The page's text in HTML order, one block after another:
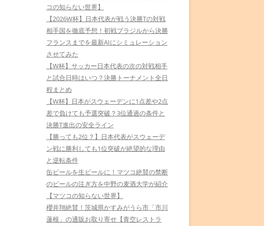
コの知らない世界】
【2026W杯】日本代表が戦う決勝Tの対戦
相手国を徹底予想！初戦ブラジルから決勝
フランスまでを最新AIにシミュレーション
させてみた
【W杯】サッカー日本代表の次の対戦相手
と試合日時はいつ？決勝トーナメント全日
程まとめ
【W杯】日本がスウェーデンに1点差や2点
差で負けても予選突破？3位通過の条件と
決勝T進出の安全ライン
【勝っても2位？】日本代表がスウェーデ
ン戦に勝利しても1位突破が絶望的な理由
と逆転条件
缶ビールを生ビールに！マツコ絶賛の禁断
のビールの注ぎ方を中野の麦酒大学が紹介
【マツコの知らない世界】
櫻井翔絶賛！茨城県かすみがうら市「市川
蓮根」の通販お取り寄せ【青空レストラ